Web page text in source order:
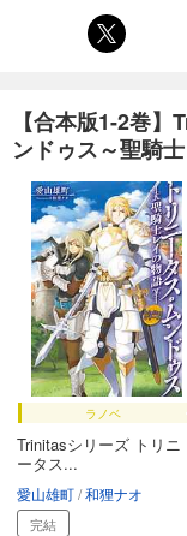
【合本版1-2巻
ンドゥス～聖騎
ラノベ
Trinitasシリーズ トリニ
ータス...
愛山雄町 和狸ナオ
完結